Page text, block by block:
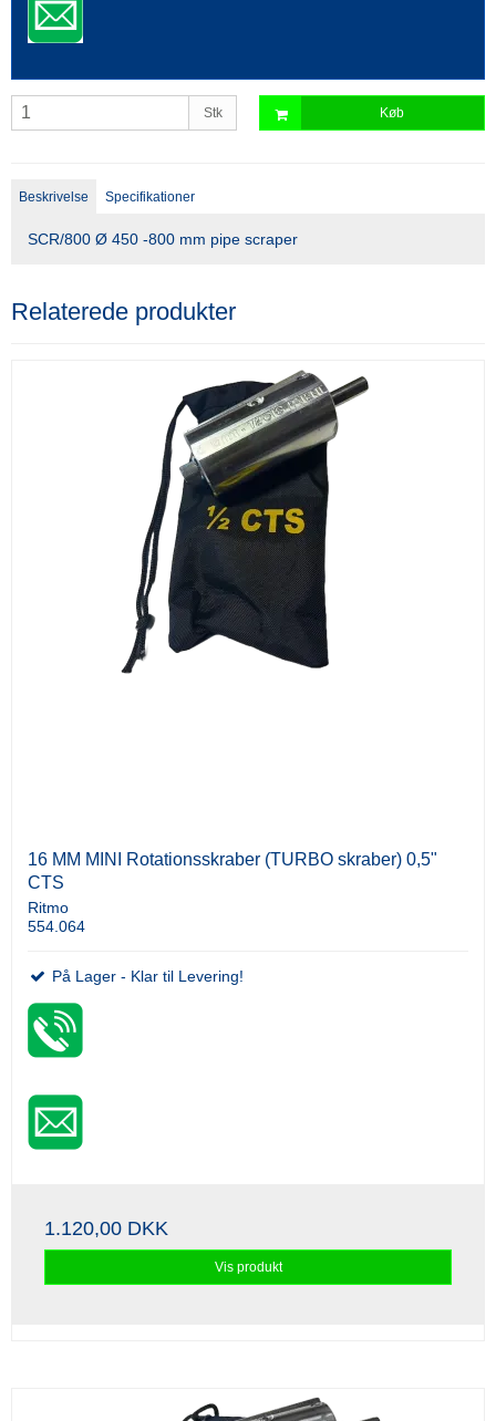
Stk Køb
Beskrivelse Specifikationer
SCR/800 Ø 450 -800 mm pipe scraper
Relaterede produkter
16 MM MINI Rotationsskraber (TURBO skraber) 0,5"
CTS
Ritmo
554.064
På Lager - Klar til Levering!
1.120,00 DKK
Vis produkt